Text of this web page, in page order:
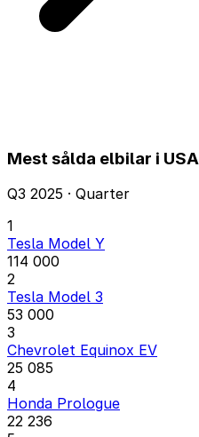
Mest sålda elbilar i USA
Q3 2025 · Quarter
1
Tesla Model Y
114 000
2
Tesla Model 3
53 000
3
Chevrolet Equinox EV
25 085
4
Honda Prologue
22 236